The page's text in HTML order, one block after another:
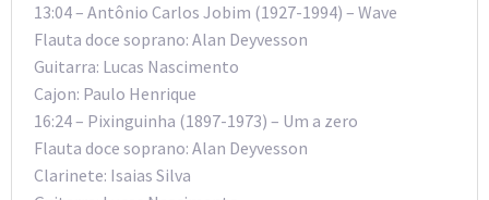
13:04 – Antônio Carlos Jobim (1927-1994) – Wave
Flauta doce soprano: Alan Deyvesson
Guitarra: Lucas Nascimento
Cajon: Paulo Henrique
16:24 – Pixinguinha (1897-1973) – Um a zero
Flauta doce soprano: Alan Deyvesson
Clarinete: Isaias Silva